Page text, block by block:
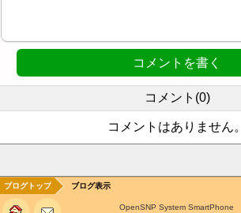
コメントを書く
コメント(0)
コメントはありません。
ブログトップ ブログ表示
OpenSNP System SmartPhone